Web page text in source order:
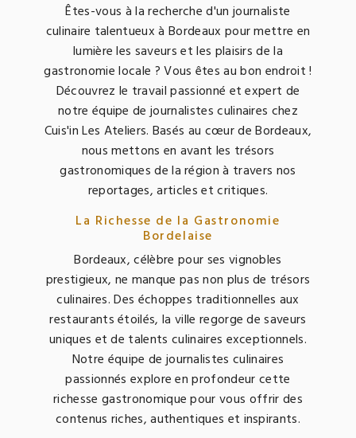
Êtes-vous à la recherche d'un journaliste
culinaire talentueux à Bordeaux pour mettre en
lumière les saveurs et les plaisirs de la
gastronomie locale ? Vous êtes au bon endroit !
Découvrez le travail passionné et expert de
notre équipe de journalistes culinaires chez
Cuis'in Les Ateliers. Basés au cœur de Bordeaux,
nous mettons en avant les trésors
gastronomiques de la région à travers nos
reportages, articles et critiques.
La Richesse de la Gastronomie
Bordelaise
Bordeaux, célèbre pour ses vignobles
prestigieux, ne manque pas non plus de trésors
culinaires. Des échoppes traditionnelles aux
restaurants étoilés, la ville regorge de saveurs
uniques et de talents culinaires exceptionnels.
Notre équipe de journalistes culinaires
passionnés explore en profondeur cette
richesse gastronomique pour vous offrir des
contenus riches, authentiques et inspirants.